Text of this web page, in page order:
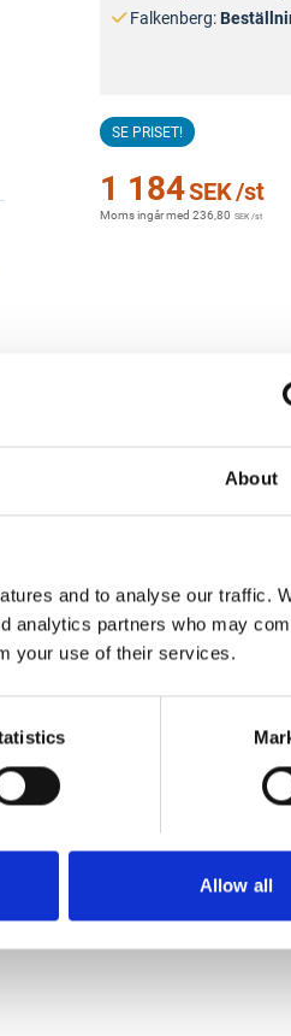
About
and to analyse our traffic.
analytics partners who may
your use of their services.
Allow all
Falkenberg:
SE PRISET!
1 184SEK/st
Moms ingår med236,80 SEK /st